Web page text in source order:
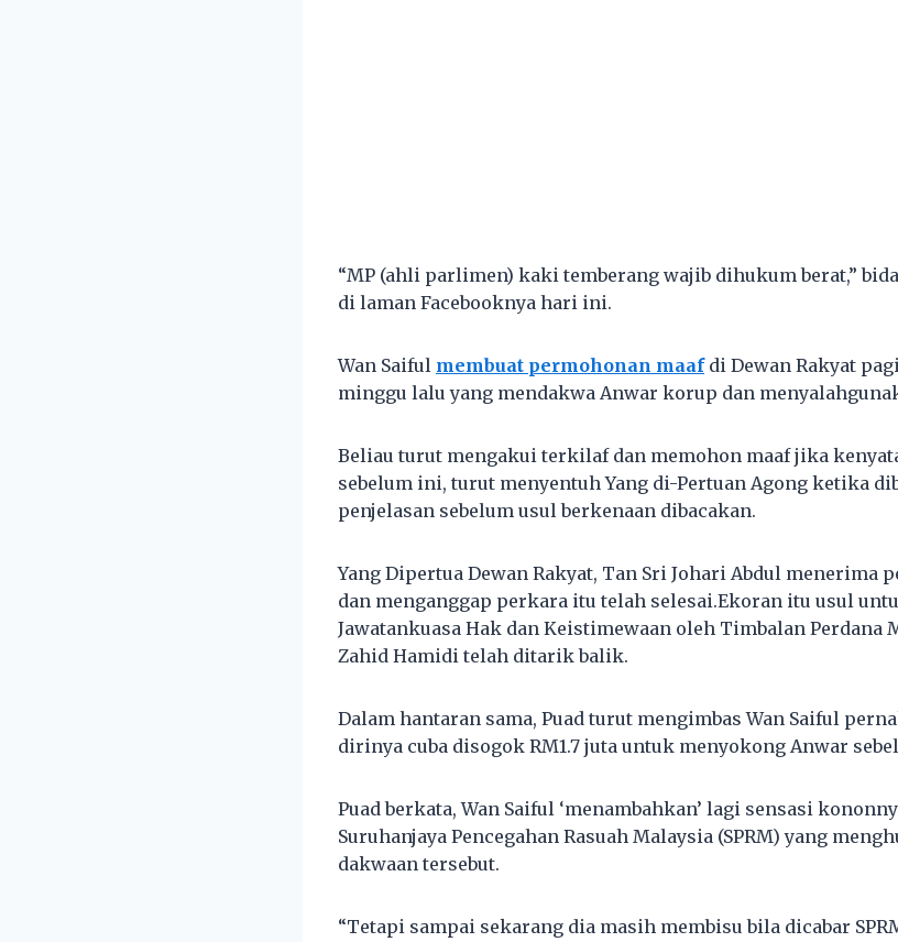
“MP (ahli parlimen) kaki temberang wajib dihukum berat,”
di laman Facebooknya hari ini.
Wan Saiful membuat permohonan maafdi Dewan Rakyat
minggu lalu yang mendakwa Anwar korup dan
Beliau turut mengakui terkilaf dan memohon maaf jika
sebelum ini, turut menyentuh Yang di-Pertuan Agong ketika
penjelasan sebelum usul berkenaan dibacakan.
Yang Dipertua Dewan Rakyat, Tan Sri Johari Abdul menerima
dan menganggap perkara itu telah selesai.Ekoran itu usul
Jawatankuasa Hak dan Keistimewaan oleh Timbalan Perdana
Zahid Hamidi telah ditarik balik.
Dalam hantaran sama, Puad turut mengimbas Wan Saiful
dirinya cuba disogok RM1.7 juta untuk menyokong Anwar
Puad berkata, Wan Saiful ‘menambahkan’ lagi sensasi
Suruhanjaya Pencegahan Rasuah Malaysia (SPRM) yang
dakwaan tersebut.
“Tetapi sampai sekarang dia masih membisu bila dicabar